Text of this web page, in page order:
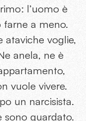
l’uomo è
farne a meno.
ataviche voglie,
anela, ne è
vuole vivere.
un narcisista.
sono guardato.